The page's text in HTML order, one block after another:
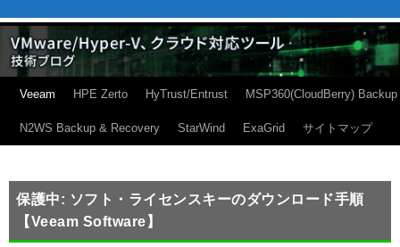
Veeam HPE Zerto HyTrust/Entrust MSP360(CloudBerry) Backup
N2WS Backup & Recovery StarWind ExaGrid サイトマップ
保護中: ソフト・ライセンスキーのダウンロード手順
【Veeam Software】